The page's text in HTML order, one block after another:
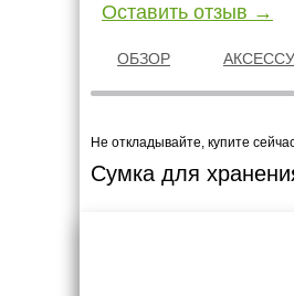
Оставить отзыв →
ОБЗОР
Не откладывайте, купите
Сумка для